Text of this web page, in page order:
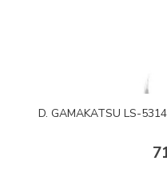
D. GAMAKATSU LS-